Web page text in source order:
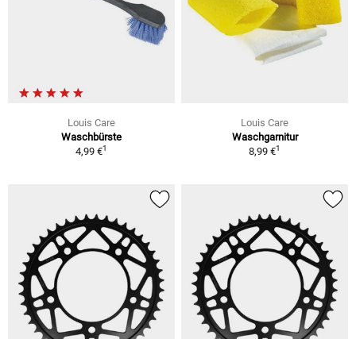
Louis Care
Waschbürste
4,99 €1
Louis Care
Waschgarnitur
8,99 €1